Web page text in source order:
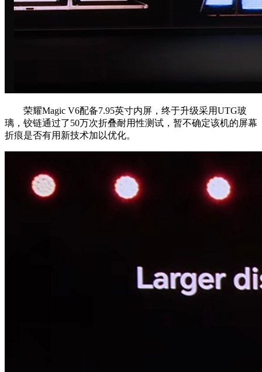
荣耀Magic V6配备7.95英寸内屏，终于升级采用UTG玻
璃，铰链通过了50万次折叠耐用性测试，暂不确定该机的屏幕
折痕是否有用新技术加以优化。